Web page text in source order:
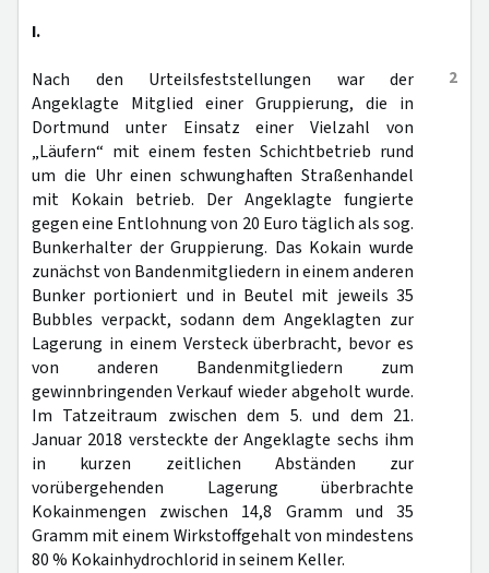
I.
2
Nach den Urteilsfeststellungen war der
Angeklagte Mitglied einer Gruppierung, die in
Dortmund unter Einsatz einer Vielzahl von
„Läufern“ mit einem festen Schichtbetrieb rund
um die Uhr einen schwunghaften Straßenhandel
mit Kokain betrieb. Der Angeklagte fungierte
gegen eine Entlohnung von 20 Euro täglich als sog.
Bunkerhalter der Gruppierung. Das Kokain wurde
zunächst von Bandenmitgliedern in einem anderen
Bunker portioniert und in Beutel mit jeweils 35
Bubbles verpackt, sodann dem Angeklagten zur
Lagerung in einem Versteck überbracht, bevor es
von anderen Bandenmitgliedern zum
gewinnbringenden Verkauf wieder abgeholt wurde.
Im Tatzeitraum zwischen dem 5. und dem 21.
Januar 2018 versteckte der Angeklagte sechs ihm
in kurzen zeitlichen Abständen zur
vorübergehenden Lagerung überbrachte
Kokainmengen zwischen 14,8 Gramm und 35
Gramm mit einem Wirkstoffgehalt von mindestens
80 % Kokainhydrochlorid in seinem Keller.